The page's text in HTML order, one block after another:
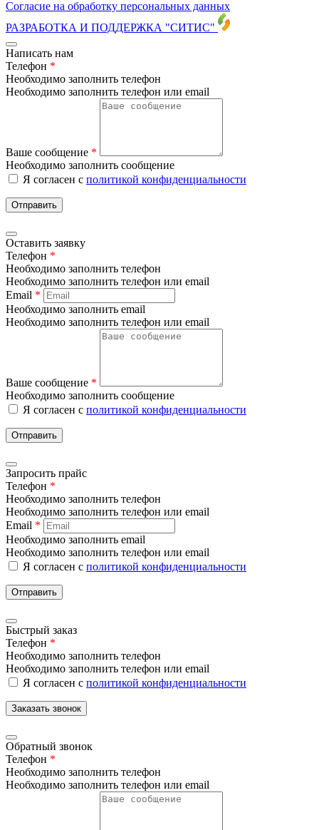
Согласие на обработку персональных данных
РАЗРАБОТКА И ПОДДЕРЖКА "СИТИС"
Написать нам
Телефон *
Необходимо заполнить телефон
Необходимо заполнить телефон или email
Ваше сообщение *
Необходимо заполнить сообщение
Я согласен с политикой конфиденциальности
Отправить
Оставить заявку
Телефон *
Необходимо заполнить телефон
Необходимо заполнить телефон или email
Email *
Необходимо заполнить email
Необходимо заполнить телефон или email
Ваше сообщение *
Необходимо заполнить сообщение
Я согласен с политикой конфиденциальности
Отправить
Запросить прайс
Телефон *
Необходимо заполнить телефон
Необходимо заполнить телефон или email
Email *
Необходимо заполнить email
Необходимо заполнить телефон или email
Я согласен с политикой конфиденциальности
Отправить
Быстрый заказ
Телефон *
Необходимо заполнить телефон
Необходимо заполнить телефон или email
Я согласен с политикой конфиденциальности
Заказать звонок
Обратный звонок
Телефон *
Необходимо заполнить телефон
Необходимо заполнить телефон или email